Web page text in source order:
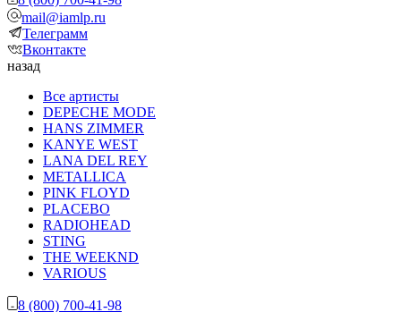
mail@iamlp.ru
Телеграмм
Вконтакте
назад
Все артисты
DEPECHE MODE
HANS ZIMMER
KANYE WEST
LANA DEL REY
METALLICA
PINK FLOYD
PLACEBO
RADIOHEAD
STING
THE WEEKND
VARIOUS
8 (800) 700-41-98